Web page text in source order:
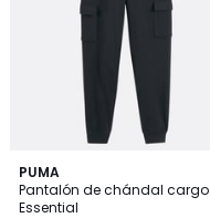
PUMA
Pantalón de chándal cargo
Essential